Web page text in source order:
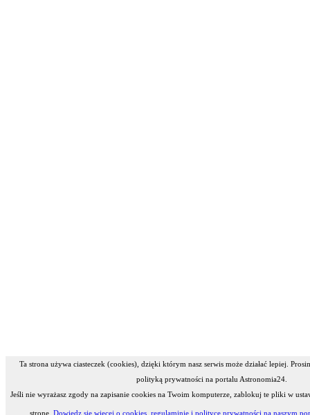
Ta strona używa ciasteczek (cookies), dzięki którym nasz serwis może działać lepiej.
polityką prywatności na portalu Astronomia24.
Jeśli nie wyrażasz zgody na zapisanie cookies na Twoim komputerze, zablokuj te pliki w
stronę. Dowiedz się więcej o cookies, regulaminie i polityce prywatności na naszym